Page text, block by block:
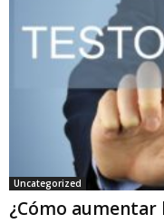
Uncategorized
¿Cómo